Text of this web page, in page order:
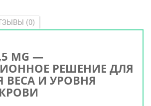
(0)
MG —
РЕШЕНИЕ ДЛЯ
ВЕСА И УРОВНЯ